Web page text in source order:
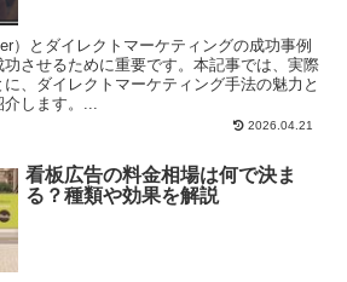
）とダイレクトマーケティングの成功事例
させるために重要です。本記事では、実際
、ダイレクトマーケティング手法の魅力と
します。...
2026.04.21
看板広告の料金相場は何で決ま
る？種類や効果を解説